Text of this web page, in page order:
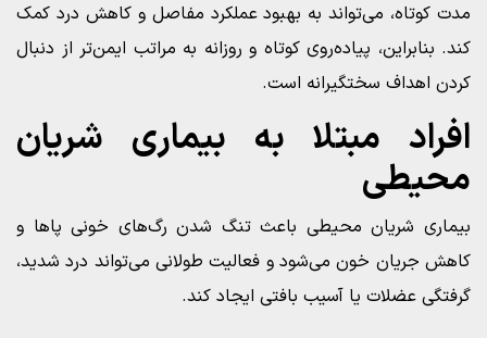
مدت کوتاه، می‌تواند به بهبود عملکرد مفاصل و کاهش درد کمک
کند. بنابراین، پیاده‌روی کوتاه و روزانه به مراتب ایمن‌تر از دنبال
کردن اهداف سختگیرانه است.
افراد مبتلا به بیماری شریان
محیطی
بیماری شریان محیطی باعث تنگ شدن رگ‌های خونی پاها و
کاهش جریان خون می‌شود و فعالیت طولانی می‌تواند درد شدید،
گرفتگی عضلات یا آسیب بافتی ایجاد کند.